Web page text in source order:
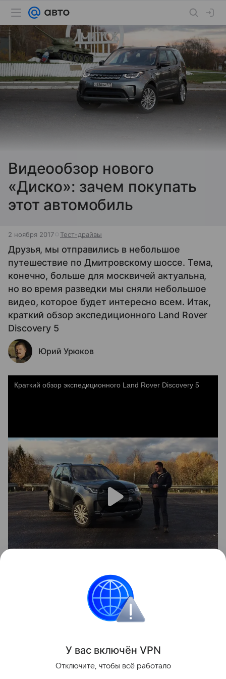
Видеообзор нового
«Диско»: зачем покупать
этот автомобиль
2 ноября 2017 Тест-драйвы
Друзья, мы отправились в небольшое
путешествие по Дмитровскому шоссе. Тема,
конечно, больше для москвичей актуальна,
но во время разведки мы сняли небольшое
видео, которое будет интересно всем. Итак,
краткий обзор экспедиционного Land Rover
Discovery 5
Юрий Урюков
Видео тест-драйвы
У вас включён VPN
Отключите, чтобы всё работало